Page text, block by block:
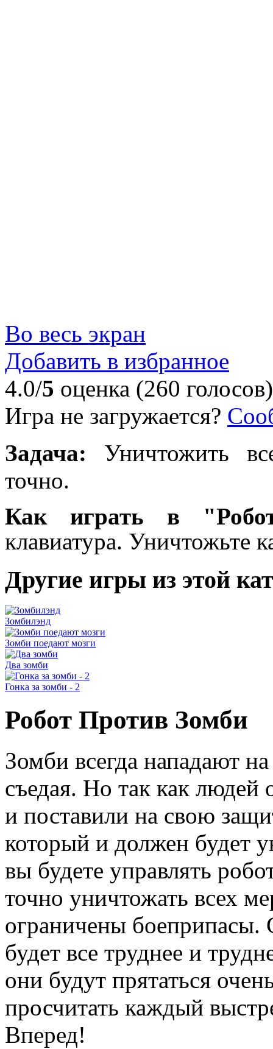
Во весь экран
Добавить в избранное
4.0/5 оценка (260 голосов)
Игра не загружается?
Задача: Уничтожить
точно.
Как играть в
клавиатура. Уничтожьте
Другие игры из этой
Зомбилэнд
Зомби поедают мозги
Два зомби
Гонка за зомби - 2
Робот Против Зомби
Зомби всегда нападают
съедая. Но так как людей
и поставили на свою
который и должен будет
вы будете управлять
точно уничтожать всех
ограничены
будет все труднее и
они будут прятаться
просчитать каждый
Вперед!